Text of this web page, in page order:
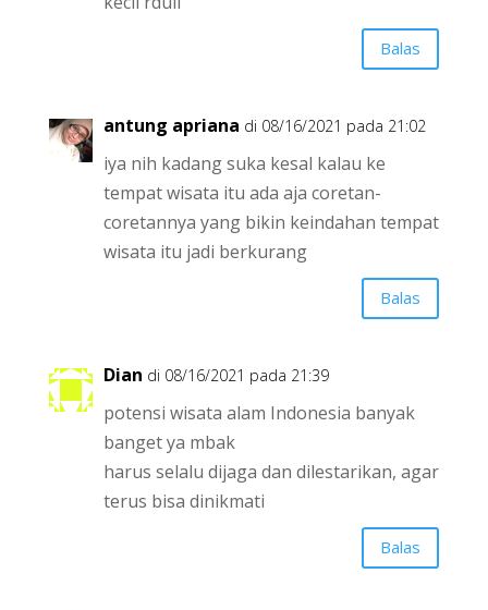
Balas
antung apriana di 08/16/2021 pada 21:02
iya nih kadang suka kesal kalau ke
tempat wisata itu ada aja coretan-
coretannya yang bikin keindahan tempat
wisata itu jadi berkurang
Balas
Dian di 08/16/2021 pada 21:39
potensi wisata alam Indonesia banyak
banget ya mbak
harus selalu dijaga dan dilestarikan, agar
terus bisa dinikmati
Balas